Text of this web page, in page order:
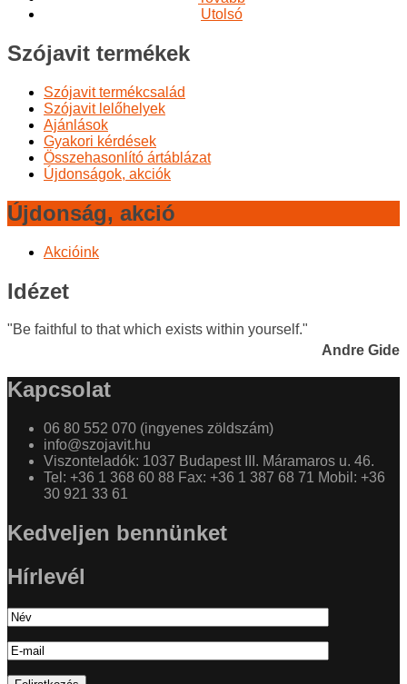
Utolsó
Szójavit termékek
Szójavit termékcsalád
Szójavit lelőhelyek
Ajánlások
Gyakori kérdések
Összehasonlító ártáblázat
Újdonságok, akciók
Újdonság, akció
Akcióink
Idézet
"Be faithful to that which exists within yourself."
Andre Gide
Kapcsolat
06 80 552 070 (ingyenes zöldszám)
info@szojavit.hu
Viszonteladók: 1037 Budapest III. Máramaros u. 46.
Tel: +36 1 368 60 88 Fax: +36 1 387 68 71 Mobil: +36
30 921 33 61
Kedveljen bennünket
Hírlevél